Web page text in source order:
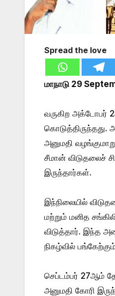
Spread the love
மாநாடு 29
வருகிற அக்டோபர்
கொடுத்திருந்தது.
அனுமதி
சீமான் விடுதலைச்
இருந்தார்கள்.
இந்நிலையில்
மற்றும் மனித
விடுத்தார். இந்த
நிகழ்வில்
செப்டம்பர் 27ஆம்
அனுமதி கோரி